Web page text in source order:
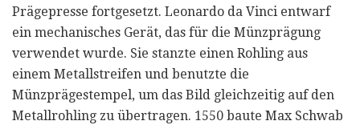
Prägepresse fortgesetzt. Leonardo da Vinci entwarf
ein mechanisches Gerät, das für die Münzprägung
verwendet wurde. Sie stanzte einen Rohling aus
einem Metallstreifen und benutzte die
Münzprägestempel, um das Bild gleichzeitig auf den
Metallrohling zu übertragen. 1550 baute Max Schwab